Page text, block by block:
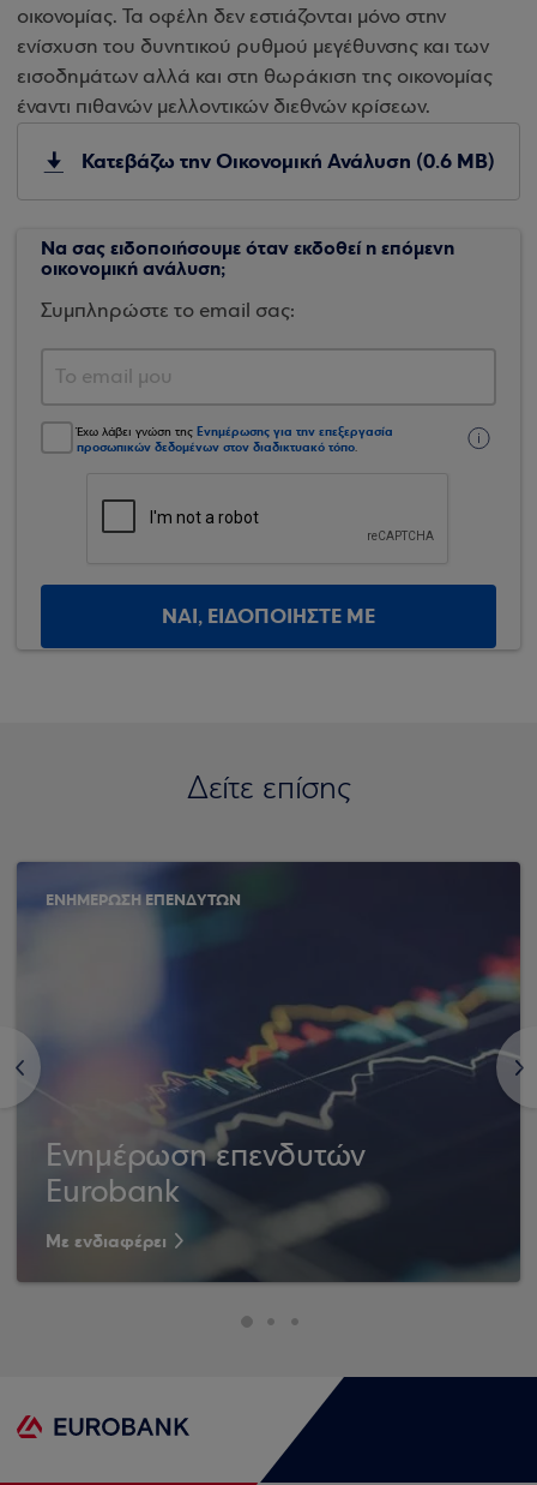
οικονομίας. Τα οφέλη δεν εστιάζονται μόνο στην
ενίσχυση του δυνητικού ρυθμού μεγέθυνσης και των
εισοδημάτων αλλά και στη θωράκιση της οικονομίας
έναντι πιθανών μελλοντικών διεθνών κρίσεων.
Κατεβάζω την Οικονομική Ανάλυση (0.6 MB)
Να σας ειδοποιήσουμε όταν εκδοθεί η επόμενη
οικονομική ανάλυση;
Συμπληρώστε το email σας:
Έχω λάβει γνώση της Ενημέρωσης για την επεξεργασία
προσωπικών δεδομένων στον διαδικτυακό τόπο.
ΝΑΙ, ΕΙΔΟΠΟΙΗΣΤΕ ΜΕ
Δείτε επίσης
<
ΕΝΗΜΕΡΩΣΗ ΕΠΕΝΔΥΤΩΝ
Ενημέρωση επενδυτών
Eurobank
Με ενδιαφέρει
>